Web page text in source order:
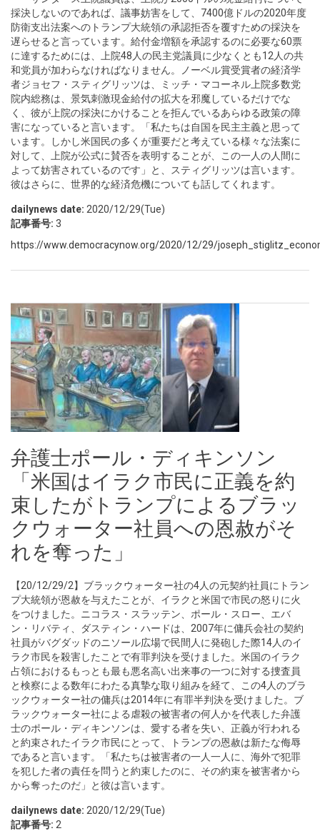
採決しないのであれば、議事妨害をして、7400億ドルの2020年度
防衛支出法案へのトランプ大統領の承認拒否を覆すための採決を
遅らせると言っています。給付金増額を承認するのに必要な60票
に達するためには、上院48人の民主党議員に少なくとも12人の共
和党員が加わらなければなりません。ノーベル賞受賞者の経済学
者ジョセフ・スティグリッツは、ミッチ・マコーネル上院多数党
院内総務は、景気刺激現金給付の拡大を邪魔しているだけでな
く、彼が上院の採決にかけることを拒んでいるあらゆる政策の障
害になっていると言います。「私たちは自国を民主主義と思って
います。しかし米国民の多くが重要だと考えている様々な法案に
対して、上院が公式に賛否を表明することが、この一人の人間に
よって妨害されているのです」と、スティグリッツは言います。
彼はさらに、世界的な経済危機についても話してくれます。
dailynews date: 2020/12/29(Tue)
記事番号: 3
https://www.democracynow.org/2020/12/29/
弁護士ポール・ディキンソン
「米国はイラク市民に正義を約
束したがトランプによるブラッ
クウォーター社員への恩赦がそ
れを奪った」
【20/12/29/2】ブラックウォーター社の4人の元契約社員にトラン
プ大統領が恩赦を与えたことが、イラクと米国で市民の怒りに火
をつけました。ニコラス・スラッテン、ポール・スロー、エバ
ン・リバティ、ダスティン・ハードは、2007年に傭兵会社の契約
社員がバグダッドのニソール広場で民間人に発砲した際14人のイ
ラク市民を殺害したことで有罪判決を受けました。米国のイラク
占領におけるもっとも最も悪名高い出来事の一つに対する捜査員
と検察による数年にわたる真摯な取り組みを経て、この4人のブラ
ックウォーター社の傭兵は2014年に有罪半判決を受けました。ブ
ラックウォーター社による虐殺の被害者の何人かを代表した弁護
士のポール・ディキンソンは、愛する者を失い、正義が行われる
と約束されたイラク市民にとって、トランプの恩赦は新たな侮辱
であると言います。「私たちは被害者の一人一人に、海外で犯罪
を犯した者の責任を問うと約束したのに、その約束を被害者から
から奪ったのだ」と彼は言います。
dailynews date: 2020/12/29(Tue)
記事番号: 2